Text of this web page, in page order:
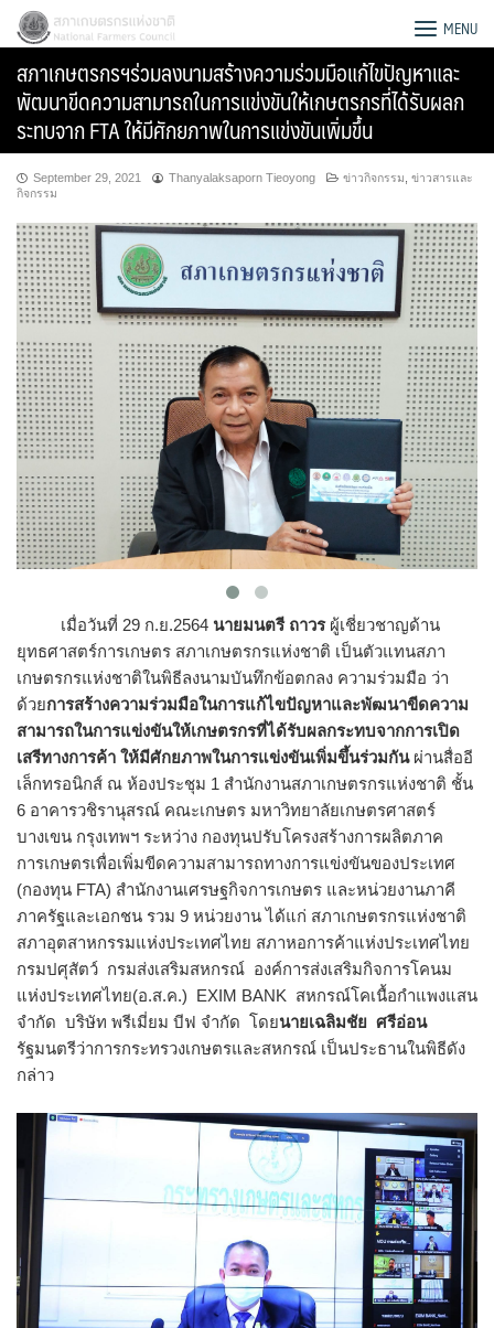
Skip
content
Search
for:
สภาเกษตรกรแห่งชาติ MENU
สภาเกษตรกรฯร่วมลงนามสร้างความร่วมมือแก้ไขปัญหาและ
พัฒนาขีดความสามารถในการแข่งขันให้เกษตรกรที่ได้รับผลก
ระทบจาก FTA ให้มีศักยภาพในการแข่งขันเพิ่มขึ้น
September 29, 2021 Thanyalaksaporn Tieoyong ข่าวกิจกรรม ข่าวสารและ
กิจกรรม
เมื่อวันที่ 29 ก.ย.2564 นายมนตรี ถาวร ผู้เชี่ยวชาญด้าน
ยุทธศาสตร์การเกษตร สภาเกษตรกรแห่งชาติ เป็นตัวแทนสภา
เกษตรกรแห่งชาติในพิธีลงนามบันทึกข้อตกลง ความร่วมมือ ว่า
ด้วยการสร้างความร่วมมือในการแก้ไขปัญหาและพัฒนาขีดความ
สามารถในการแข่งขันให้เกษตรกรที่ได้รับผลกระทบจากการเปิด
เสรีทางการค้า ให้มีศักยภาพในการแข่งขันเพิ่มขึ้นร่วมกันผ่านสื่ออี
เล็กทรอนิกส์ ณ ห้องประชุม 1 สำนักงานสภาเกษตรกรแห่งชาติ ชั้น
6 อาคารวชิรานุสรณ์ คณะเกษตร มหาวิทยาลัยเกษตรศาสตร์
บางเขน กรุงเทพฯ ระหว่าง กองทุนปรับโครงสร้างการผลิตภาค
การเกษตรเพื่อเพิ่มขีดความสามารถทางการแข่งขันของประเทศ
(กองทุน FTA) สำนักงานเศรษฐกิจการเกษตร และหน่วยงานภาคี
ภาครัฐและเอกชน รวม 9 หน่วยงาน ได้แก่ สภาเกษตรกรแห่งชาติ
สภาอุตสาหกรรมแห่งประเทศไทย สภาหอการค้าแห่งประเทศไทย
กรมปศุสัตว์ กรมส่งเสริมสหกรณ์ องค์การส่งเสริมกิจการโคนม
แห่งประเทศไทย(อ.ส.ค.) EXIM BANK สหกรณ์โคเนื้อกำแพงแสน
จำกัด บริษัท พรีเมี่ยม บีฟ จำกัด โดยนายเฉลิมชัย ศรีอ่อน
รัฐมนตรีว่าการกระทรวงเกษตรและสหกรณ์ เป็นประธานในพิธีดัง
กล่าว